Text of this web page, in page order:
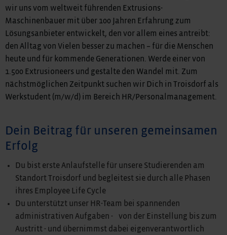
wir uns vom weltweit führenden Extrusions-
Maschinenbauer mit über 100 Jahren Erfahrung zum
Lösungsanbieter entwickelt, den vor allem eines antreibt:
den Alltag von Vielen besser zu machen – für die Menschen
heute und für kommende Generationen. Werde einer von
1.500 Extrusioneers und gestalte den Wandel mit. Zum
nächstmöglichen Zeitpunkt suchen wir Dich in Troisdorf als
Werkstudent (m/w/d) im Bereich HR/Personalmanagement.
Dein Beitrag für unseren gemeinsamen
Erfolg
Du bist erste Anlaufstelle für unsere Studierenden am
Standort Troisdorf und begleitest sie durch alle Phasen
ihres Employee Life Cycle
Du unterstützt unser HR-Team bei spannenden
administrativen Aufgaben - von der Einstellung bis zum
Austritt - und übernimmst dabei eigenverantwortlich